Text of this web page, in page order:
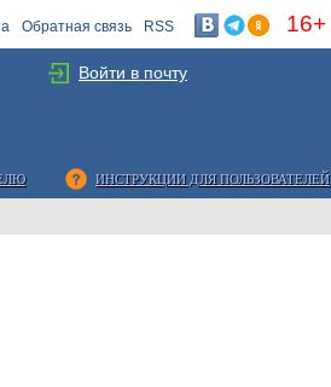
Обратная связь RSS 16+
ИНСТРУКЦИИ ДЛЯ ПОЛЬЗОВАТЕЛЕЙ
Войти в почту